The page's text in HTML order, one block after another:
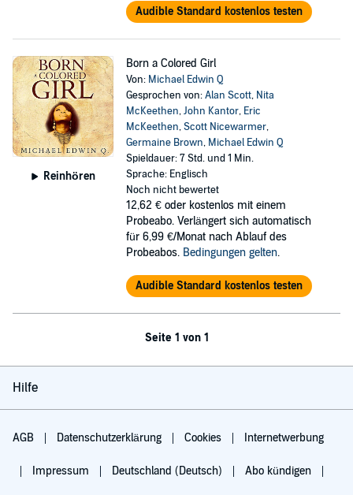
Audible Standard kostenlos testen
Reinhören
Born a Colored Girl
Von: Michael Edwin Q
Gesprochen von:Alan Scott, Nita
McKeethen,John Kantor, Eric
McKeethen,Scott Nicewarmer,
Germaine Brown, Michael Edwin Q
Spieldauer: 7 Std. und 1 Min.
Sprache: Englisch
Noch nicht bewertet
12,62 € oder kostenlos mit einem
Probeabo. Verlängert sich automatisch
für 6,99 €/Monat nach Ablauf des
Probeabos. Bedingungen gelten.
Audible Standard kostenlos testen
Seite 1 von 1
Hilfe
AGB Datenschutzerklärung Cookies Internetwerbung
Impressum Deutschland (Deutsch) Abo kündigen